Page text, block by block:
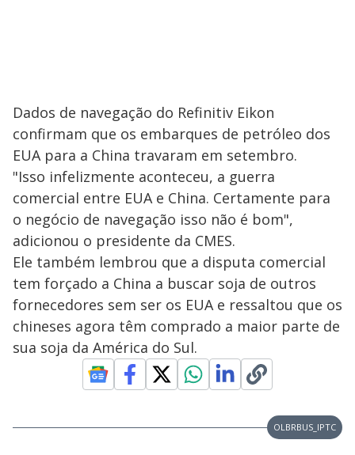
Dados de navegação do Refinitiv Eikon
confirmam que os embarques de petróleo dos
EUA para a China travaram em setembro.
"Isso infelizmente aconteceu, a guerra
comercial entre EUA e China. Certamente para
o negócio de navegação isso não é bom",
adicionou o presidente da CMES.
Ele também lembrou que a disputa comercial
tem forçado a China a buscar soja de outros
fornecedores sem ser os EUA e ressaltou que os
chineses agora têm comprado a maior parte de
sua soja da América do Sul.
OLBRBUS_IPTC